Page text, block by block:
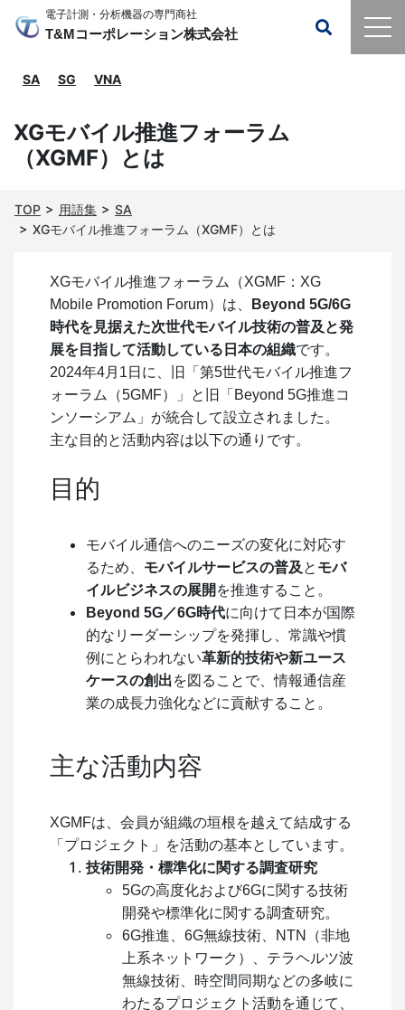
電子計測・分析機器の専門商社
T&Mコーポレーション株式会社
SA SG VNA
XGモバイル推進フォーラム
（XGMF）とは
TOP 用語集
SA
XGモバイル推進フォーラム（XGMF）とは
XGモバイル推進フォーラム（XGMF：XG
Mobile Promotion Forum）は、
Beyond 5G/6G
時代を見据えた次世代モバイル技術の普及と発
展を目指して活動している日本の組織です。
2024年4月1日に、旧「第5世代モバイル推進フ
ォーラム（5GMF）」と旧「Beyond 5G推進コ
ンソーシアム」が統合して設立されました。
主な目的と活動内容は以下の通りです。
目的
モバイル通信へのニーズの変化に対応す
るため、 モバイルサービスの普及 と モバ
イルビジネスの展開 を推進すること。
Beyond 5G／6G時代に向けて日本が国際
的なリーダーシップを発揮し、常識や慣
例にとらわれない革新的技術や新ユース
ケースの創出を図ることで、情報通信産
業の成長力強化などに貢献すること。
主な活動内容
XGMFは、会員が組織の垣根を越えて結成する
「プロジェクト」を活動の基本としています。
技術開発・標準化に関する調査研究
5Gの高度化および6Gに関する技術
開発や標準化に関する調査研究。
6G推進、6G無線技術、NTN（非地
上系ネットワーク）、テラヘルツ波
無線技術、時空間同期などの多岐に
わたるプロジェクト活動を通じて、